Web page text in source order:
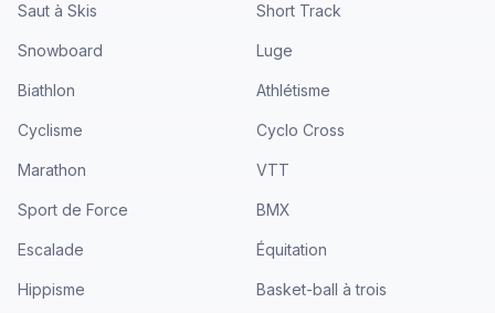
Saut à Skis Short Track
Snowboard Luge
Biathlon Athlétisme
Cyclisme Cyclo Cross
Marathon VTT
Sport de Force BMX
Escalade Équitation
Hippisme Basket-ball à trois